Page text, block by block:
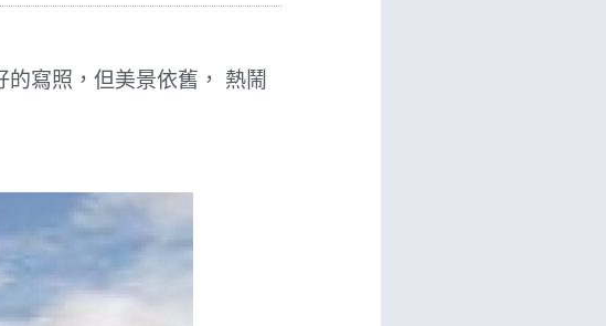
寫照，但美景依舊， 熱鬧